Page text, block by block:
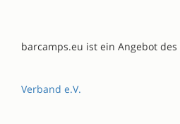
barcamps.eu ist ein Angebot des
Verband e.V.